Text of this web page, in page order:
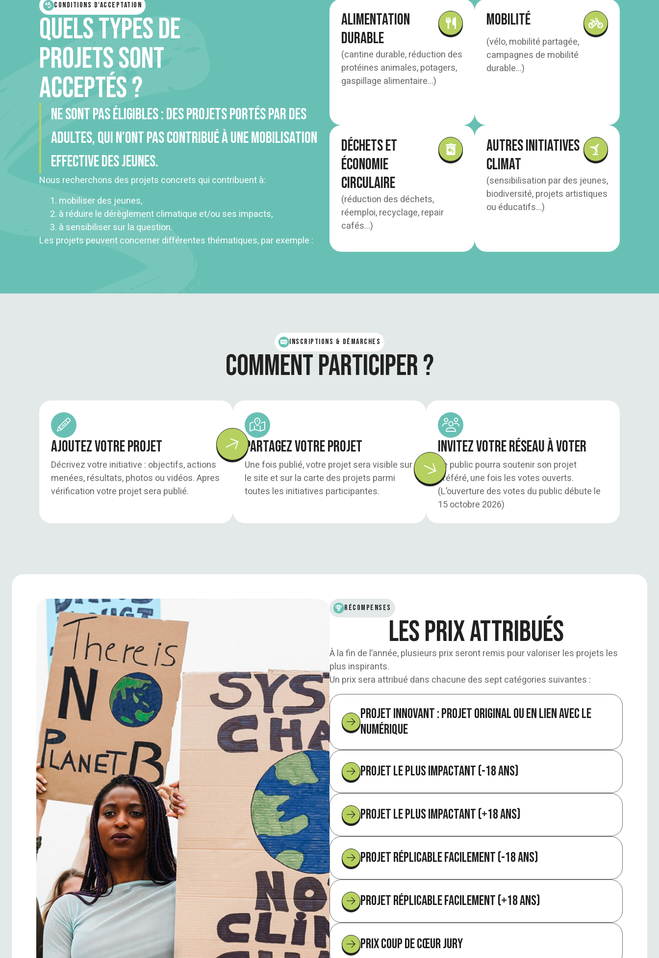
Conditions d'acceptation
Quels types de
projets sont
acceptés ?
Ne sont pas éligibles : des projets portés par des
adultes, qui n’ont pas contribué à une mobilisation
effective des jeunes.
Nous recherchons des projets concrets qui contribuent à:
mobiliser des jeunes,
à réduire le dérèglement climatique et/ou ses impacts,
à sensibiliser sur la question.
Les projets peuvent concerner différentes thématiques, par exemple :
Alimentation
durable
(cantine durable, réduction des
protéines animales, potagers,
gaspillage alimentaire…)
Mobilité
(vélo, mobilité partagée,
campagnes de mobilité
durable…)
Déchets et
économie
circulaire
(réduction des déchets,
réemploi, recyclage, repair
cafés…)
Autres initiatives
climat
(sensibilisation par des jeunes,
biodiversité, projets artistiques
ou éducatifs…)
inscriptions & démarches
Comment participer ?
Ajoutez votre projet
Décrivez votre initiative : objectifs, actions
menées, résultats, photos ou vidéos. Apres
vérification votre projet sera publié.
Partagez votre projet
Une fois publié, votre projet sera visible sur
le site et sur la carte des projets parmi
toutes les initiatives participantes.
Invitez votre réseau à voter
Le public pourra soutenir son projet
préféré, une fois les votes ouverts.
(L’ouverture des votes du public débute le
15 octobre 2026)
Récompenses
Les prix attribués
À la fin de l’année, plusieurs prix seront remis pour valoriser les projets les
plus inspirants.
Un prix sera attribué dans chacune des sept catégories suivantes :
Projet innovant : Projet original ou en lien avec le
numérique
Projet le plus impactant (-18 ans)
Projet le plus impactant (+18 ans)
Projet réplicable facilement (-18 ans)
Projet réplicable facilement (+18 ans)
Prix coup de cœur jury